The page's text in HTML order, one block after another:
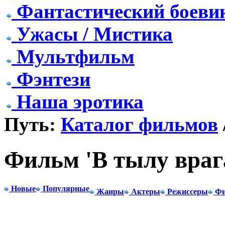
Фантастический
Ужасы / Мистика
Мультфильм
Фэнтези
Наша эротика
Путь: Каталог фильмов
Фильм 'В тылу
Новые Популярные Жанры Актеры Режиссеры